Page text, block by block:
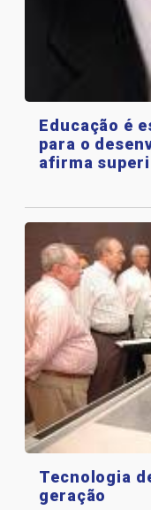
Educação é
para o
afirma
Tecnologia
geração